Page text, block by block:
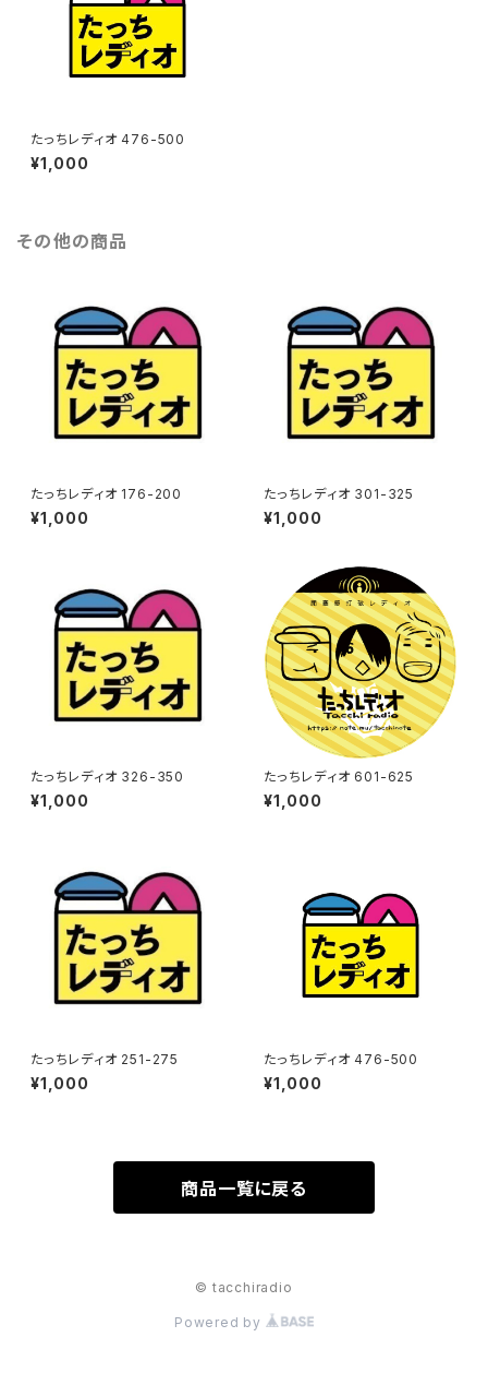
たっちレディオ 476-500
¥1,000
その他の商品
たっちレディオ 176-200
¥1,000
たっちレディオ 301-325
¥1,000
たっちレディオ 326-350
¥1,000
たっちレディオ 601-625
¥1,000
たっちレディオ 251-275
¥1,000
たっちレディオ 476-500
¥1,000
商品一覧に戻る
© tacchiradio
Powered by